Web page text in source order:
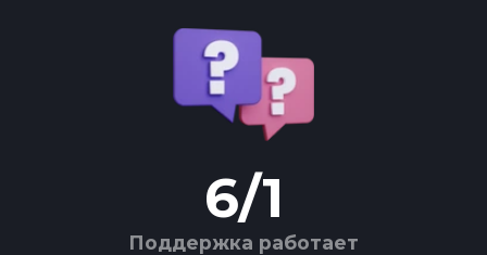
6/1
Поддержка работает